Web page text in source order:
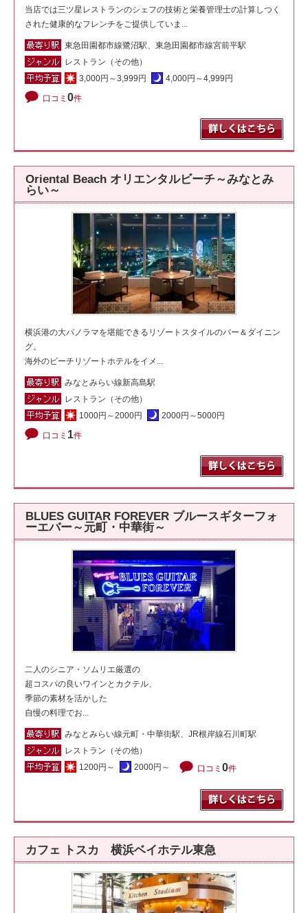
当店では三ツ星レストランのシェフの技術と栄養管理士の計算しつく
された健康的なフレンチをご提供していま...
東急田園都市線鷺沼駅、東急田園都市線宮前平駅
レストラン（その他）
3,000円～3,999円
4,000円～4,999円
口コミ 0件
Oriental Beach オリエンタルビーチ～みなとみ
らい～
横浜港の大パノラマを堪能できるリゾートスタイルのバー＆ダイニン
グ。
海外のビーチリゾートホテルをイメ...
みなとみらい線新高島駅
レストラン（その他）
1000円～2000円
2000円～5000円
口コミ 1件
BLUES GUITAR FOREVER ブルースギターフォ
ーエバー～元町・中華街～
二人のシニア・ソムリエ厳選の
超コスパの良いワインとカクテル、
季節の素材を活かした
自慢の料理でお...
みなとみらい線元町・中華街駅、JR根岸線石川町駅
レストラン（その他）
1200円～
2000円～ 口コミ 0件
カフェ トスカ 横浜ベイホテル東急